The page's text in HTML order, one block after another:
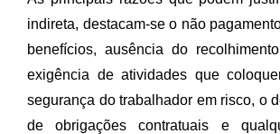
indireta, destacam-se o não
benefícios, ausência do
exigência de atividades que
segurança do trabalhador em risco, o
de obrigações contratuais e